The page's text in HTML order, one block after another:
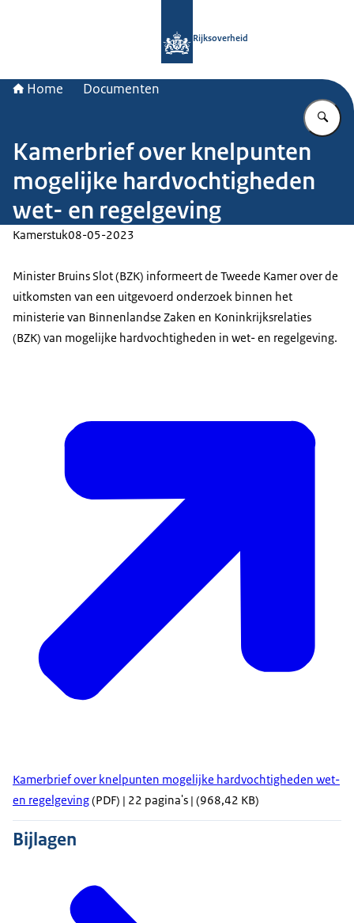
Rijksoverheid
Home Documenten
Kamerbrief over knelpunten
mogelijke hardvochtigheden
wet- en regelgeving
Kamerstuk08-05-2023
Minister Bruins Slot (BZK) informeert de Tweede Kamer over de
uitkomsten van een uitgevoerd onderzoek binnen het
ministerie van Binnenlandse Zaken en Koninkrijksrelaties
(BZK) van mogelijke hardvochtigheden in wet- en regelgeving.
Kamerbrief over knelpunten mogelijke hardvochtigheden wet-
en regelgeving(PDF) | 22 pagina's | (968,42 KB)
Bijlagen